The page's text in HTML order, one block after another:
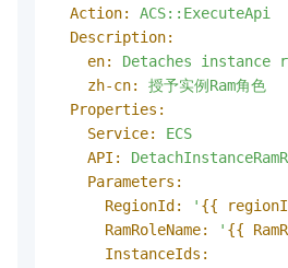
Action:
ACS::ExecuteApi
Description:
en:
Detaches instance
zh-cn:
授予实例Ram角色
Properties:
Service:
ECS
API:
Parameters:
RegionId:
' {{
RamRoleName:
' {{
InstanceIds: